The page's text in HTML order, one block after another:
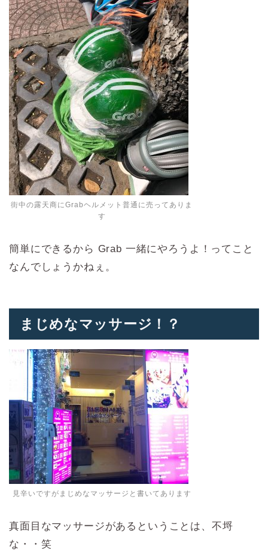
街中の露天商にGrabヘルメット普通に売ってありま
す
簡単にできるから Grab 一緒にやろうよ！ってこと
なんでしょうかねぇ。
まじめなマッサージ！？
見辛いですがまじめなマッサージと書いてあります
真面目なマッサージがあるということは、不埒
な・・笑